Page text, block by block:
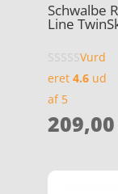
Schwalbe
Line
Vurd
eret 4.6ud
af 5
209,00